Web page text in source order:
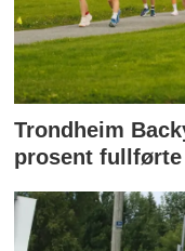
Trondheim
prosent